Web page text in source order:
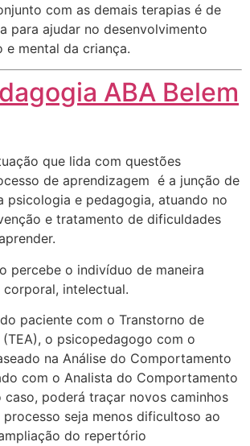
com as demais terapias é de
para ajudar no desenvolvimento
mental da criança.
ABA Belem
que lida com questões
de aprendizagem é a junção de
psicologia e pedagogia, atuando no
e tratamento de dificuldades
percebe o indivíduo de maneira
intelectual.
paciente com o Transtorno de
o psicopedagogo com o
na Análise do Comportamento
com o Analista do Comportamento
caso, poderá traçar novos caminhos
seja menos dificultoso ao
do repertório